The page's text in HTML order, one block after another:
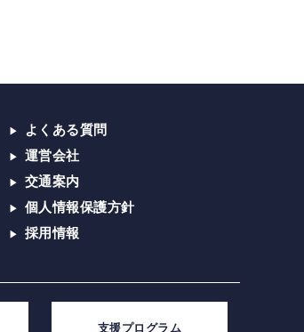
よくある質問
運営会社
交通案内
個人情報保護方針
採用情報
支援プログラム